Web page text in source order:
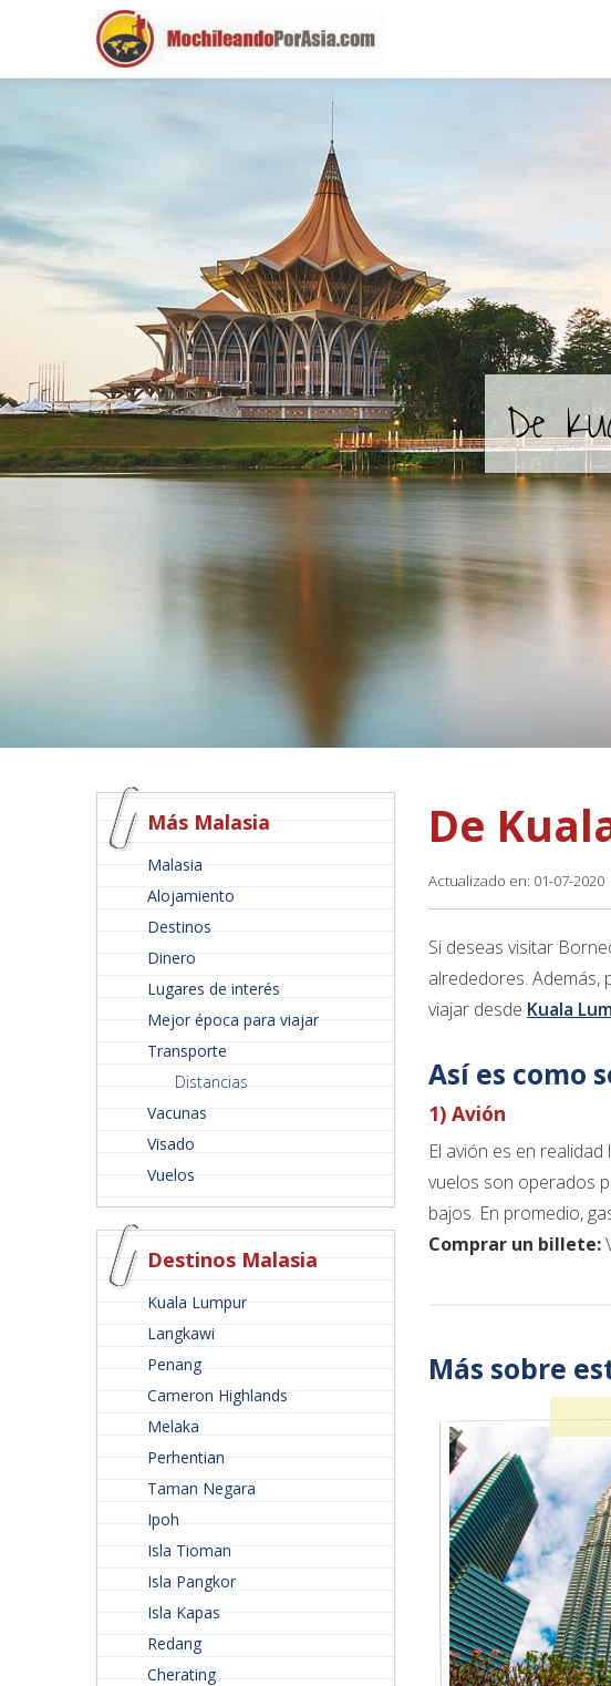
De
Más Malasia
Malasia
Alojamiento
Destinos
Dinero
Lugares de interés
Mejor época para viajar
Transporte
Distancias
Vacunas
Visado
Vuelos
Destinos Malasia
Kuala Lumpur
Langkawi
Penang
Cameron Highlands
Melaka
Perhentian
Taman Negara
Ipoh
Isla Tioman
Isla Pangkor
Isla Kapas
Redang
Cherating
De
Actualizado en: 01-07-2020
Si deseas visitar
alrededores. Además,
viajar desde Kuala
Así es como
1) Avión
El avión es en
vuelos son operados
bajos. En promedio,
Comprar un billete:
Más sobre